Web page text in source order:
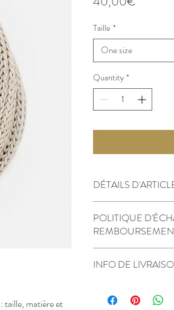
taille, matière et
Taille *
One size
Quantity *
DÉTAILS
: taille, matière et
est idéal pour
clients.
POLITIQUE
visiteurs des
clairement vos
INFO DE
détails sur vos